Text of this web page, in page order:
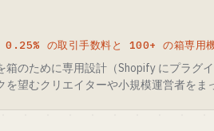
0.25% の取引手数料と 100+ の箱専用
のために専用設計（Shopify にプラグ
望むクリエイターや小規模運営者をま